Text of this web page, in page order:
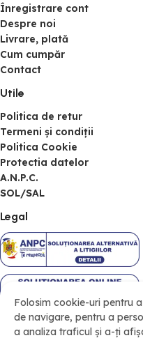
Înregistrare cont
Despre noi
Livrare, plată
Cum cumpăr
Contact
Utile
Politica de retur
Termeni și condiții
Politica Cookie
Protectia datelor
A.N.P.C.
SOL/SAL
Legal
Folosim cookie-uri pentru
de navigare, pentru a
a analiza traficul și a-ți